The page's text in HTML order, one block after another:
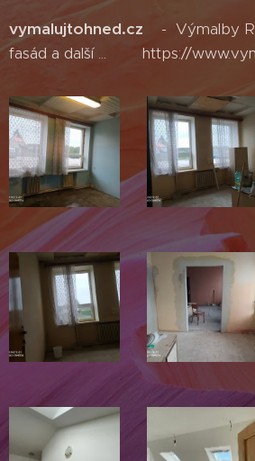
vymalujtohned.cz
- Výmalby
fasád a další ... https://